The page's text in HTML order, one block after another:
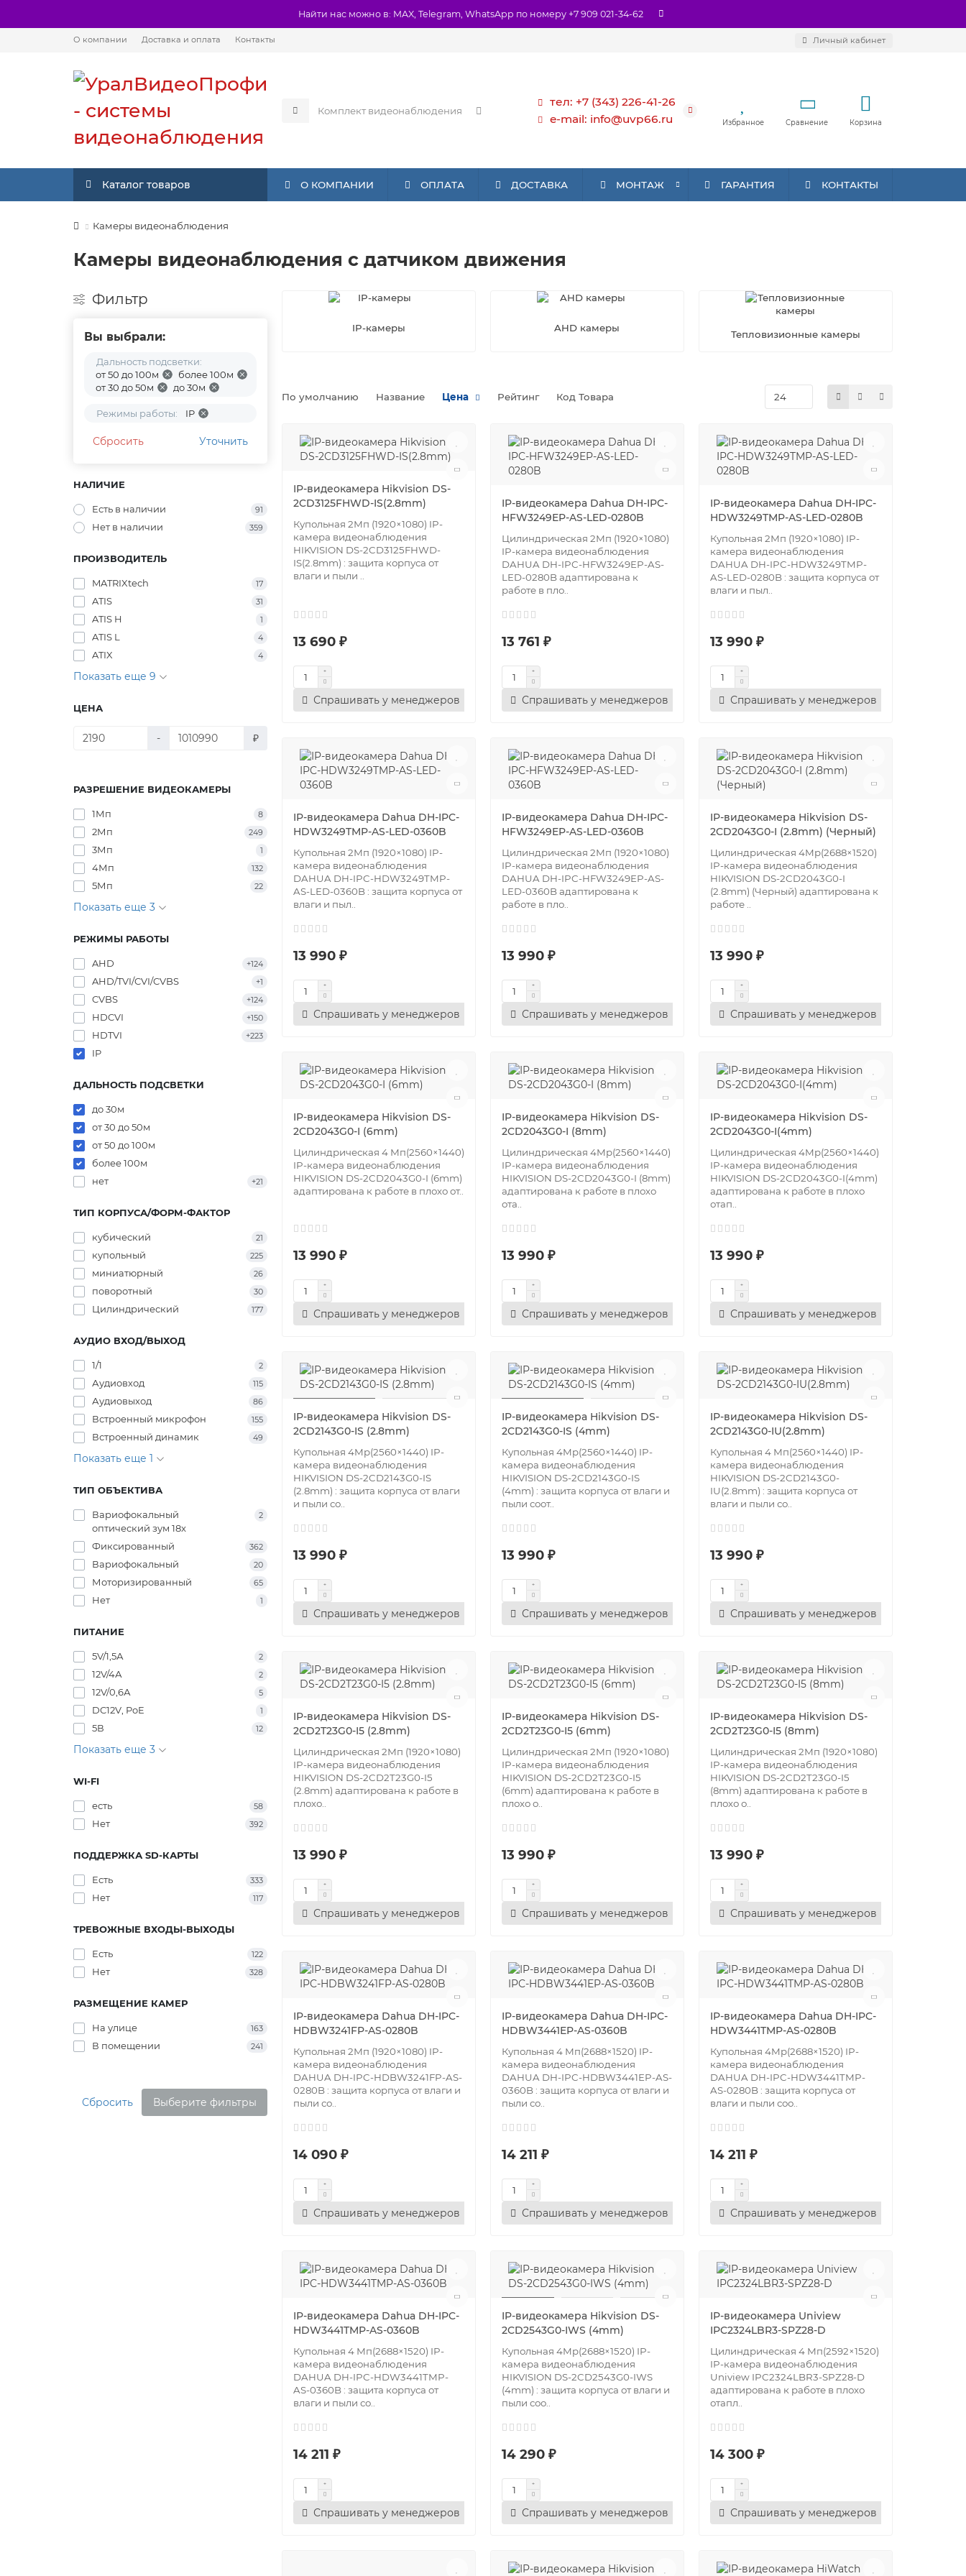
Найти нас можно в: MAX, Telegram, WhatsApp по номеру +7 909 021-34-62
О компании Доставка и оплата Контакты Личный кабинет
тел: +7 (343) 226-41-26
e-mail: info@uvp66.ru
Избранное Сравнение Корзина
Каталог товаров О КОМПАНИИ ОПЛАТА ДОСТАВКА МОНТАЖ ГАРАНТИЯ КОНТАКТЫ
Камеры видеонаблюдения
Камеры видеонаблюдения с датчиком движения
Фильтр
Вы выбрали:
Дальность подсветки:
от 50 до 100м
более 100м
от 30 до 50м
до 30м
Режимы работы: IP
Сбросить Уточнить
НАЛИЧИЕ
Есть в наличии 91
Нет в наличии 359
ПРОИЗВОДИТЕЛЬ
MATRIXtech 17
ATIS 31
ATIS H 1
ATIS L 4
ATIX 4
Показать еще 9
ЦЕНА
- ₽
РАЗРЕШЕНИЕ ВИДЕОКАМЕРЫ
1Мп 8
2Мп 249
3Мп 1
4Мп 132
5Мп 22
Показать еще 3
РЕЖИМЫ РАБОТЫ
AHD +124
AHD/TVI/CVI/CVBS +1
CVBS +124
HDCVI +150
HDTVI +223
IP
ДАЛЬНОСТЬ ПОДСВЕТКИ
до 30м
от 30 до 50м
от 50 до 100м
более 100м
нет
+21
ТИП КОРПУСА/ФОРМ-ФАКТОР
кубический 21
купольный 225
миниатюрный 26
поворотный 30
Цилиндрический 177
АУДИО ВХОД/ВЫХОД
1/1 2
Аудиовход 115
Аудиовыход 86
Встроенный микрофон 155
Встроенный динамик 49
Показать еще 1
ТИП ОБЪЕКТИВА
Вариофокальный
оптический зум 18x
2
Фиксированный 362
Вариофокальный 20
Моторизированный 65
Нет 1
ПИТАНИЕ
5V/1,5А 2
12V/4А 2
12V/0,6А 5
DC12V, PoE 1
5В 12
Показать еще 3
WI-FI
есть 58
Нет 392
ПОДДЕРЖКА SD-КАРТЫ
Есть 333
Нет 117
ТРЕВОЖНЫЕ ВХОДЫ-ВЫХОДЫ
Есть 122
Нет 328
РАЗМЕЩЕНИЕ КАМЕР
На улице 163
В помещении 241
Сбросить Выберите фильтры
IP-камеры AHD камеры
Тепловизионные камеры
По умолчанию Название Цена Рейтинг Код Товара
IP-видеокамера Hikvision DS-
2CD3125FHWD-IS(2.8mm)
Купольная 2Мп (1920×1080) IP-
камера видеонаблюдения
HIKVISION DS-2CD3125FHWD-
IS(2.8mm) : защита корпуса от
влаги и пыли ..
13 690 ₽
Спрашивать у менеджеров
IP-видеокамера Dahua DH-IPC-
HFW3249EP-AS-LED-0280B
Цилиндрическая 2Мп (1920×1080)
IP-камера видеонаблюдения
DAHUA DH-IPC-HFW3249EP-AS-
LED-0280B адаптирована к
работе в пло..
13 761 ₽
Спрашивать у менеджеров
IP-видеокамера Dahua DH-IPC-
HDW3249TMP-AS-LED-0280B
Купольная 2Мп (1920×1080) IP-
камера видеонаблюдения
DAHUA DH-IPC-HDW3249TMP-
AS-LED-0280B : защита корпуса от
влаги и пыл..
13 990 ₽
Спрашивать у менеджеров
IP-видеокамера Dahua DH-IPC-
HDW3249TMP-AS-LED-0360B
Купольная 2Мп (1920×1080) IP-
камера видеонаблюдения
DAHUA DH-IPC-HDW3249TMP-
AS-LED-0360B : защита корпуса от
влаги и пыл..
13 990 ₽
Спрашивать у менеджеров
IP-видеокамера Dahua DH-IPC-
HFW3249EP-AS-LED-0360B
Цилиндрическая 2Мп (1920×1080)
IP-камера видеонаблюдения
DAHUA DH-IPC-HFW3249EP-AS-
LED-0360B адаптирована к
работе в пло..
13 990 ₽
Спрашивать у менеджеров
IP-видеокамера Hikvision DS-
2CD2043G0-I (2.8mm) (Черный)
Цилиндрическая 4Mр(2688×1520)
IP-камера видеонаблюдения
HIKVISION DS-2CD2043G0-I
(2.8mm) (Черный) адаптирована к
работе ..
13 990 ₽
Спрашивать у менеджеров
IP-видеокамера Hikvision DS-
2CD2043G0-I (6mm)
Цилиндрическая 4 Мп(2560×1440)
IP-камера видеонаблюдения
HIKVISION DS-2CD2043G0-I (6mm)
адаптирована к работе в плохо от..
13 990 ₽
Спрашивать у менеджеров
IP-видеокамера Hikvision DS-
2CD2043G0-I (8mm)
Цилиндрическая 4Mр(2560×1440)
IP-камера видеонаблюдения
HIKVISION DS-2CD2043G0-I (8mm)
адаптирована к работе в плохо
ота..
13 990 ₽
Спрашивать у менеджеров
IP-видеокамера Hikvision DS-
2CD2043G0-I(4mm)
Цилиндрическая 4Mр(2560×1440)
IP-камера видеонаблюдения
HIKVISION DS-2CD2043G0-I(4mm)
адаптирована к работе в плохо
отап..
13 990 ₽
Спрашивать у менеджеров
IP-видеокамера Hikvision DS-
2CD2143G0-IS (2.8mm)
Купольная 4Mр(2560×1440) IP-
камера видеонаблюдения
HIKVISION DS-2CD2143G0-IS
(2.8mm) : защита корпуса от влаги
и пыли со..
13 990 ₽
Спрашивать у менеджеров
IP-видеокамера Hikvision DS-
2CD2143G0-IS (4mm)
Купольная 4Mр(2560×1440) IP-
камера видеонаблюдения
HIKVISION DS-2CD2143G0-IS
(4mm) : защита корпуса от влаги и
пыли соот..
13 990 ₽
Спрашивать у менеджеров
IP-видеокамера Hikvision DS-
2CD2143G0-IU(2.8mm)
Купольная 4 Мп(2560×1440) IP-
камера видеонаблюдения
HIKVISION DS-2CD2143G0-
IU(2.8mm) : защита корпуса от
влаги и пыли со..
13 990 ₽
Спрашивать у менеджеров
IP-видеокамера Hikvision DS-
2CD2T23G0-I5 (2.8mm)
Цилиндрическая 2Мп (1920×1080)
IP-камера видеонаблюдения
HIKVISION DS-2CD2T23G0-I5
(2.8mm) адаптирована к работе в
плохо..
13 990 ₽
Спрашивать у менеджеров
IP-видеокамера Hikvision DS-
2CD2T23G0-I5 (6mm)
Цилиндрическая 2Мп (1920×1080)
IP-камера видеонаблюдения
HIKVISION DS-2CD2T23G0-I5
(6mm) адаптирована к работе в
плохо о..
13 990 ₽
Спрашивать у менеджеров
IP-видеокамера Hikvision DS-
2CD2T23G0-I5 (8mm)
Цилиндрическая 2Мп (1920×1080)
IP-камера видеонаблюдения
HIKVISION DS-2CD2T23G0-I5
(8mm) адаптирована к работе в
плохо о..
13 990 ₽
Спрашивать у менеджеров
IP-видеокамера Dahua DH-IPC-
HDBW3241FP-AS-0280B
Купольная 2Мп (1920×1080) IP-
камера видеонаблюдения
DAHUA DH-IPC-HDBW3241FP-AS-
0280B : защита корпуса от влаги и
пыли со..
14 090 ₽
Спрашивать у менеджеров
IP-видеокамера Dahua DH-IPC-
HDBW3441EP-AS-0360B
Купольная 4 Мп(2688×1520) IP-
камера видеонаблюдения
DAHUA DH-IPC-HDBW3441EP-AS-
0360B : защита корпуса от влаги и
пыли со..
14 211 ₽
Спрашивать у менеджеров
IP-видеокамера Dahua DH-IPC-
HDW3441TMP-AS-0280B
Купольная 4Mр(2688×1520) IP-
камера видеонаблюдения
DAHUA DH-IPC-HDW3441TMP-
AS-0280B : защита корпуса от
влаги и пыли соо..
14 211 ₽
Спрашивать у менеджеров
IP-видеокамера Dahua DH-IPC-
HDW3441TMP-AS-0360B
Купольная 4 Мп(2688×1520) IP-
камера видеонаблюдения
DAHUA DH-IPC-HDW3441TMP-
AS-0360B : защита корпуса от
влаги и пыли со..
14 211 ₽
Спрашивать у менеджеров
IP-видеокамера Hikvision DS-
2CD2543G0-IWS (4mm)
Купольная 4Mр(2688×1520) IP-
камера видеонаблюдения
HIKVISION DS-2CD2543G0-IWS
(4mm) : защита корпуса от влаги и
пыли соо..
14 290 ₽
Спрашивать у менеджеров
IP-видеокамера Uniview
IPC2324LBR3-SPZ28-D
Цилиндрическая 4 Мп(2592×1520)
IP-камера видеонаблюдения
Uniview IPC2324LBR3-SPZ28-D
адаптирована к работе в плохо
отапл..
14 300 ₽
Спрашивать у менеджеров